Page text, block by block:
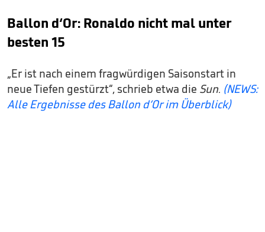
Ballon d‘Or: Ronaldo nicht mal unter
besten 15
„Er ist nach einem fragwürdigen Saisonstart in
neue Tiefen gestürzt“, schrieb etwa die Sun. (NEWS:
Alle Ergebnisse des Ballon d‘Or im Überblick)